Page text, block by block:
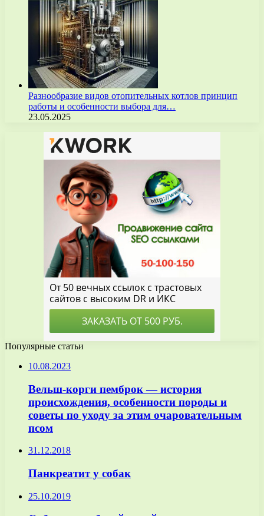
Разнообразие видов отопительных котлов принцип
работы и особенности выбора для…
23.05.2025
Популярные статьи
10.08.2023
Вельш-корги пемброк — история
происхождения, особенности породы и
советы по уходу за этим очаровательным
псом
31.12.2018
Панкреатит у собак
25.10.2019